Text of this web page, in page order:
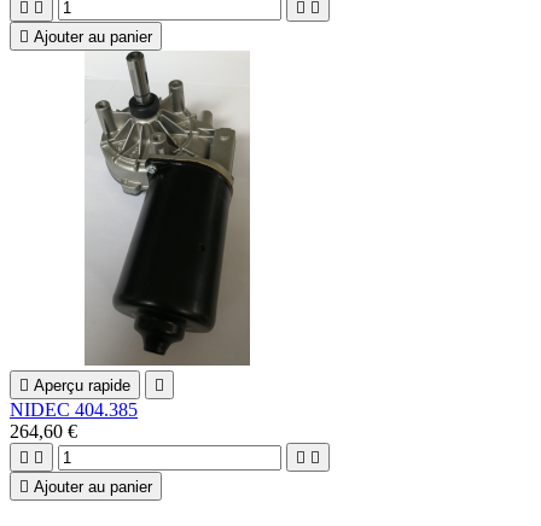
   
 Ajouter au panier
 Aperçu rapide 
NIDEC 404.385
264,60 €
   
 Ajouter au panier